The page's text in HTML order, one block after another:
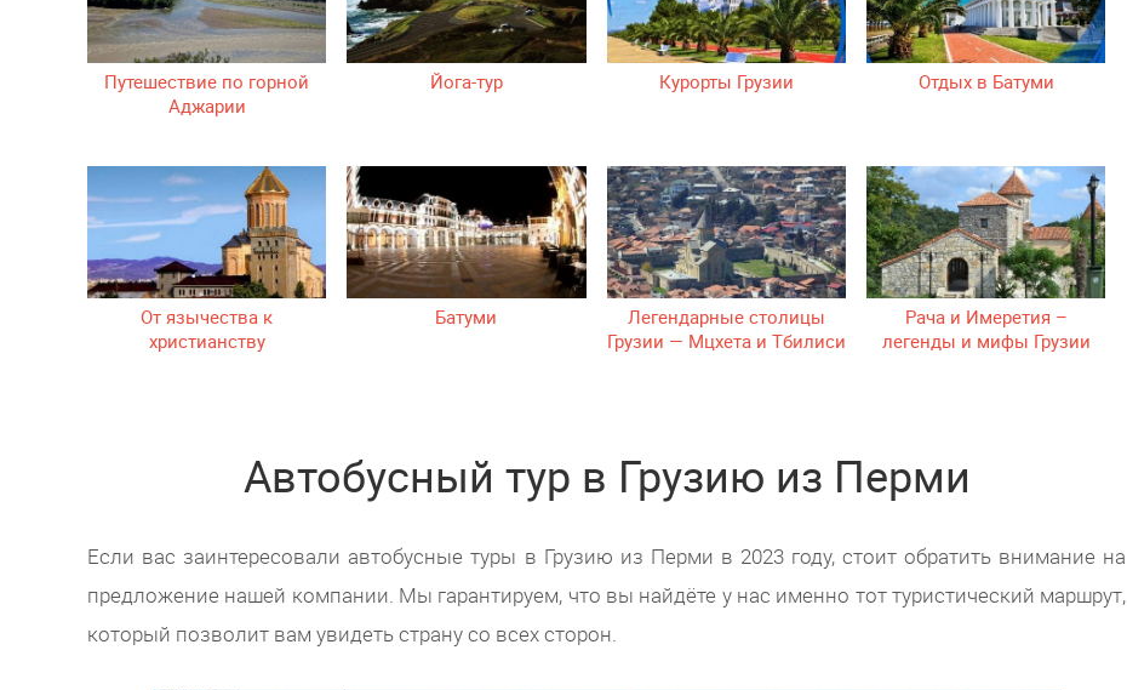
Путешествие по горной
Аджарии
Йога-тур Курорты Грузии Отдых в Батуми
От язычества к
христианству
Батуми
Легендарные столицы
Грузии — Мцхета и Тбилиси
Рача и Имеретия –
легенды и мифы Грузии
Автобусный тур в Грузию из Перми
Если вас заинтересовали автобусные туры в Грузию из Перми в 2023 году, стоит обратить внимание на
предложение нашей компании. Мы гарантируем, что вы найдёте у нас именно тот туристический маршрут,
который позволит вам увидеть страну со всех сторон.